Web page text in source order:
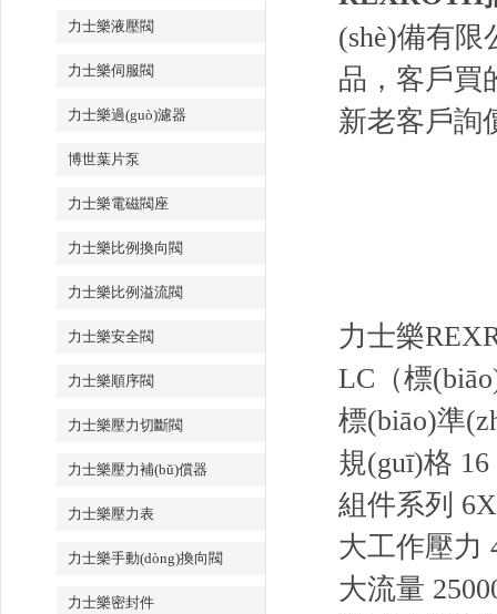
力士樂液壓閥
力士樂伺服閥
力士樂過(guò)濾器
博世葉片泵
力士樂電磁閥座
力士樂比例換向閥
力士樂比例溢流閥
力士樂安全閥
力士樂順序閥
力士樂壓力切斷閥
力士樂壓力補(bǔ)償器
力士樂壓力表
力士樂手動(dòng)換向閥
力士樂密封件
(shè)備有限
品，客戶買
新老客戶詢
力士樂
LC（標
標(biāo)準
規(guī)格
組件系列
大工作壓力
大流量